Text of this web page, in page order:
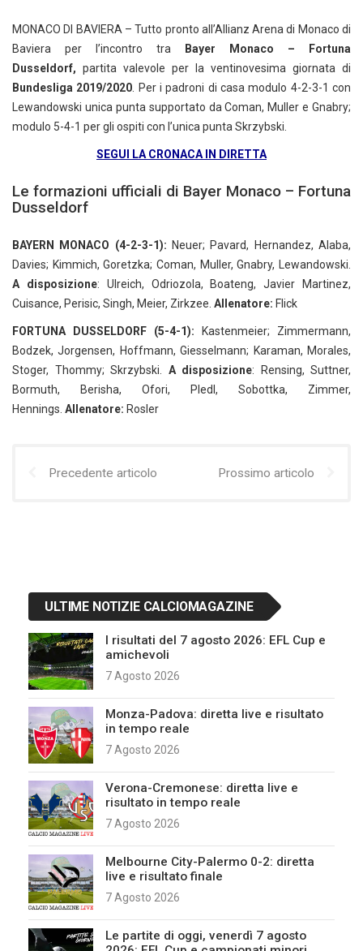
MONACO DI BAVIERA – Tutto pronto all’Allianz Arena di Monaco di
Baviera per l’incontro tra
Bayer Monaco – Fortuna
Dusseldorf, partita valevole per la ventinovesima giornata di
Bundesliga 2019/2020. Per i padroni di casa modulo 4-2-3-1 con
Lewandowski unica punta supportato da Coman, Muller e Gnabry;
modulo 5-4-1 per gli ospiti con l’unica punta Skrzybski.
SEGUI LA CRONACA IN DIRETTA
Le formazioni ufficiali di Bayer Monaco – Fortuna
Dusseldorf
BAYERN MONACO (4-2-3-1): Neuer; Pavard, Hernandez, Alaba,
Davies; Kimmich, Goretzka; Coman, Muller, Gnabry, Lewandowski.
A disposizione: Ulreich, Odriozola, Boateng, Javier Martinez,
Cuisance, Perisic, Singh, Meier, Zirkzee. Allenatore: Flick
FORTUNA DUSSELDORF (5-4-1): Kastenmeier; Zimmermann,
Bodzek, Jorgensen, Hoffmann, Giesselmann; Karaman, Morales,
Stoger, Thommy; Skrzybski. A disposizione: Rensing, Suttner,
Bormuth, Berisha, Ofori, Pledl, Sobottka, Zimmer,
Hennings. Allenatore: Rosler
Precedente articolo Prossimo articolo
ULTIME NOTIZIE CALCIOMAGAZINE
I risultati del 7 agosto 2026: EFL Cup e
amichevoli
7 Agosto 2026
Monza-Padova: diretta live e risultato
in tempo reale
7 Agosto 2026
Verona-Cremonese: diretta live e
risultato in tempo reale
7 Agosto 2026
Melbourne City-Palermo 0-2: diretta
live e risultato finale
7 Agosto 2026
Le partite di oggi, venerdì 7 agosto